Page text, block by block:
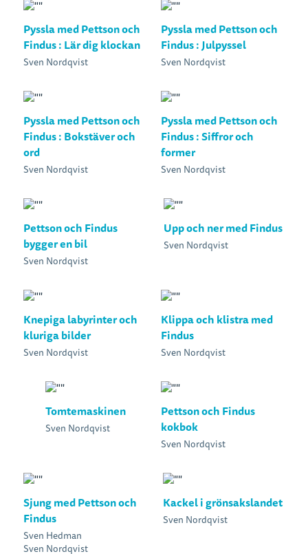
Pyssla med Pettson och
Findus : Lär dig klockan
Sven Nordqvist
Pyssla med Pettson och
Findus : Julpyssel
Sven Nordqvist
Pyssla med Pettson och
Findus : Bokstäver och
ord
Sven Nordqvist
Pyssla med Pettson och
Findus : Siffror och
former
Sven Nordqvist
Pettson och Findus
bygger en bil
Sven Nordqvist
Upp och ner med Findus
Sven Nordqvist
Knepiga labyrinter och
kluriga bilder
Sven Nordqvist
Klippa och klistra med
Findus
Sven Nordqvist
Tomtemaskinen
Sven Nordqvist
Pettson och Findus
kokbok
Sven Nordqvist
Sjung med Pettson och
Findus
Sven Hedman
Sven Nordqvist
Kackel i grönsakslandet
Sven Nordqvist